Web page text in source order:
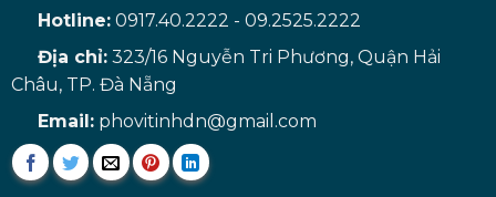
Hotline:0917.40.2222 - 09.2525.2222
Địa chỉ:323/16 Nguyễn Tri Phương, Quận Hải
Châu, TP. Đà Nẵng
Email:phovitinhdn@gmail.com